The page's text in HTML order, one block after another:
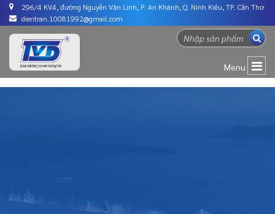
296/4 KV4, đường Nguyễn Văn Linh, P. An Khánh, Q. Ninh Kiều, TP. Cần Thơ
dientran.10081992@gmail.com
Menu